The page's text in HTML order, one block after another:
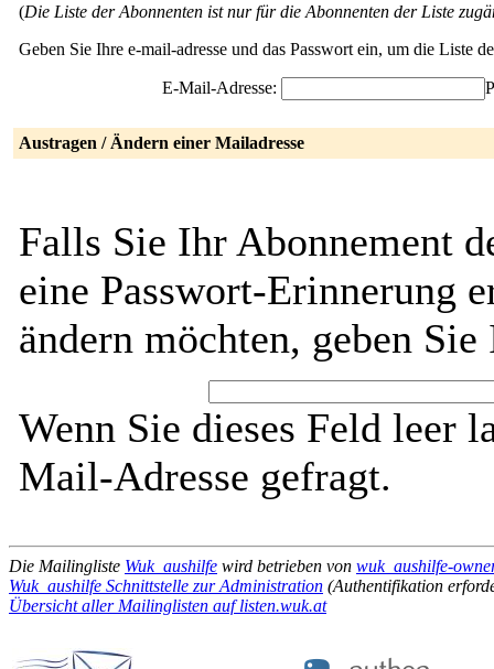
(Die Liste der Abonnenten ist nur für die Abonnenten der Liste
Geben Sie Ihre e-mail-adresse und das Passwort ein, um die Liste
E-Mail-Adresse:
Austragen / Ändern einer Mailadresse
Falls Sie Ihr Abonnement
eine Passwort-Erinnerung
ändern möchten, geben
Wenn Sie dieses Feld leer
Mail-Adresse gefragt.
Die Mailingliste Wuk_aushilfe wird betrieben von wuk_aushilfe-
Wuk_aushilfe Schnittstelle zur Administration (Authentifikation
Übersicht aller Mailinglisten auf listen.wuk.at